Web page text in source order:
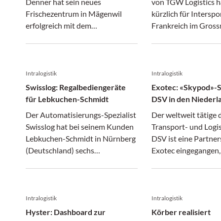
die kompakte Grundfläche.
Frischezentrum in Mägenwil
erfolgreich mit dem
Group) in Betrieb genommen.
Besonderheit des Projekts: Die
Einführung setzte Denner
kürzlich für
Frankreich im
Center von Intersport
Frankreich in Saint-
feierte vor Kurzem
Intralogistik
Swisslog: Regalbediengeräte
für Lebkuchen-Schmidt
Der Automatisierungs-Spezialist
Swisslog hat bei seinem Kunden
Lebkuchen-Schmidt in Nürnberg
(Deutschland) sechs
Intralogistik
Exotec: «Skypod»-
DSV in den
Der weltweit tätige
Transport- und
DSV ist eine
Exotec
niederländischen
seinem «Skypod»-
Intralogistik
Hyster: Dashboard zur
Intralogistik
Körber realisiert